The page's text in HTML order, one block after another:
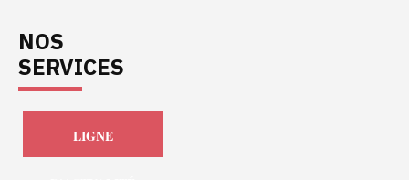
NOS
SERVICES
LIGNE